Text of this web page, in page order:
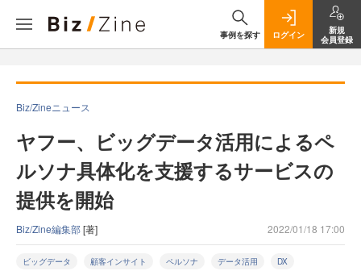
事例を探す ログイン
新規
会員登録
Biz/Zineニュース
ヤフー、ビッグデータ活用によるペ
ルソナ具体化を支援するサービスの
提供を開始
Biz/Zine編集部[著] 2022/01/18 17:00
ビッグデータ 顧客インサイト ペルソナ データ活用 DX